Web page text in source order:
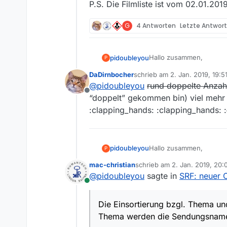
P.S. Die Filmliste ist vom
G 4 Antworten Letzte Antwort
P pidoubleyouHallo zusammen,
nachdem sich die
SRF-Crawlers aktiv
Die Einsortierung bzgl.
werden die
Bei Interesse könnt ihr
Offline
DaDirnbocherschrieb am 2. Jan. 2019, 19:51
zuletzt editiert von
@pidoubleyou rund doppelte
“doppelt” gekommen bin) viel
:clapping_hands: :clapping_hands:
P pidoubleyouHallo zusammen,
nachdem sich die
SRF-Crawlers aktiv
Bei Interesse könnt ihr
Online
mac-christianschrieb am 2. Jan. 2019,
zuletzt editiert von
@pidoubleyou sagte in SRF: neuer
Die Einsortierung bzgl. Thema
Thema werden die